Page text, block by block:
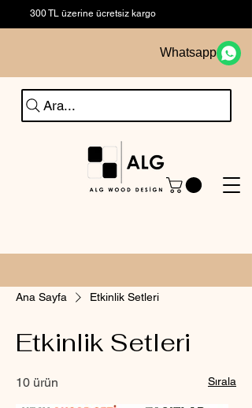
300 TL üzerine ücretsiz kargo
Ara...
Whatsapp
Ana Sayfa Etkinlik Setleri
Etkinlik Setleri
10 ürün Sırala